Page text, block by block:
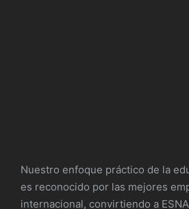
Nuestro enfoque práctico de la
es reconocido por las mejores
internacional, convirtiendo a